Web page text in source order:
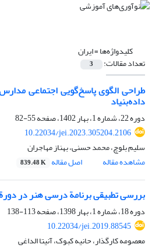
کلیدواژه‌ها =ایران
تعداد مقالات: 3
طراحی الگوی پاسخ‌گویی اجتماعی مدارس
داده‌بنیاد
دوره 22، شماره 1، بهار 1402، صفحه
55-82
10.22034/jei.2023.305204.2106
سلیم بلوچ، محمد حسنی، بهناز مهاجران
مشاهده مقاله
اصل مقاله 839.48 K
بررسی تطبیقی برنامة درسی هنر در دورة
دوره 18، شماره 1، بهار 1398، صفحه
113-138
10.22034/jei.2019.88545
معصومه کارگذار، حانیه کبوک، آنیتا الداغی